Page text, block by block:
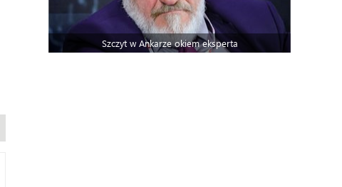
Szczyt w Ankarze okiem eksperta